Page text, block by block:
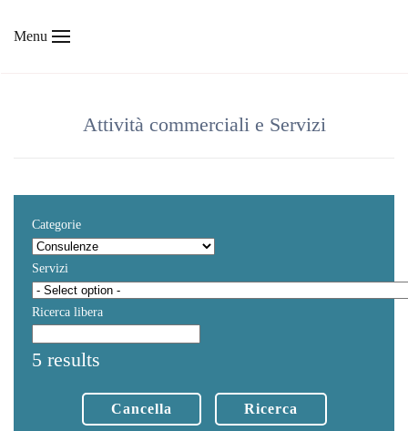
Menu
Attività commerciali e Servizi
Categorie
Servizi
Ricerca libera
5 results
Cancella Ricerca